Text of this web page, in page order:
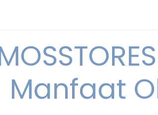
Manfaat